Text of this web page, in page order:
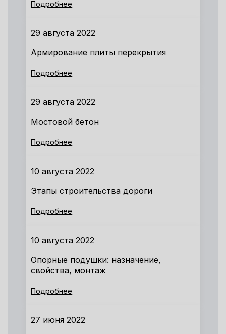
Подробнее
29 августа 2022
Армирование плиты перекрытия
Подробнее
29 августа 2022
Мостовой бетон
Подробнее
10 августа 2022
Этапы строительства дороги
Подробнее
10 августа 2022
Опорные подушки: назначение,
свойства, монтаж
Подробнее
27 июня 2022